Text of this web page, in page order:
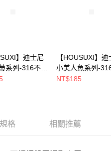
不足之情形，本公司將視審查結果
訊註冊。若發現惡意使用之情形，
】迪士尼
系列-316不鏽
匙(小童)【5
【HOUSUXI】迪
小美人魚系列-
鋼兒童湯匙(小童
NT$185
格 相關推薦